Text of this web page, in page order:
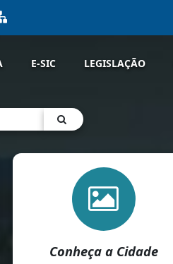
E-SIC LEGISLAÇÃO
Conheça a Cidade